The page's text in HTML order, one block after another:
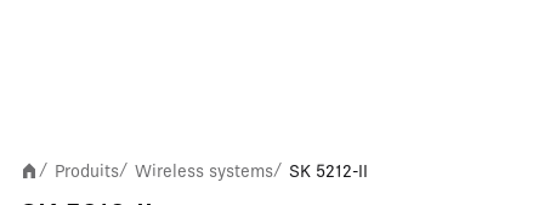
/ Produits/ Wireless systems/ SK 5212-II